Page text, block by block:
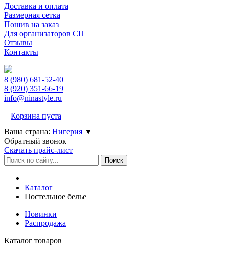
Доставка и оплата
Размерная сетка
Пошив на заказ
Для организаторов СП
Отзывы
Контакты
8 (980) 681-52-40
8 (920) 351-66-19
info@ninastyle.ru
Корзина пуста
Ваша страна: Нигерия ▼
Обратный звонок
Скачать прайс-лист
Каталог
Постельное белье
Новинки
Распродажа
Каталог товаров